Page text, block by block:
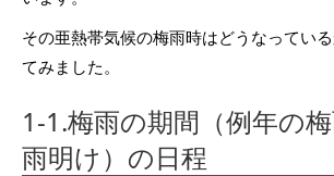
その亜熱帯気候の梅雨時はどうなってい
てみました。
1-1.梅雨の期間（例年の
雨明け）の日程